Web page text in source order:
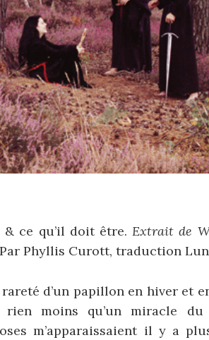
& ce qu’il doit être.Extrait de
Par Phyllis Curott, traduction
d’un papillon en hiver et
moins qu’un miracle du
m’apparaissaient il y a